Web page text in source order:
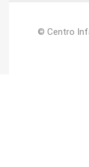
© Centro